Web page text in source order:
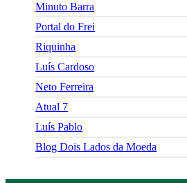
Minuto Barra
Portal do Frei
Riquinha
Luís Cardoso
Neto Ferreira
Atual 7
Luís Pablo
Blog Dois Lados da Moeda